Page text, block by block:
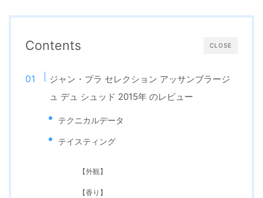
CLOSE
Contents
ジャン・プラ セレクション アッサンブラージ
ュ デュ シュッド 2015年 のレビュー
テクニカルデータ
テイスティング
【外観】
【香り】